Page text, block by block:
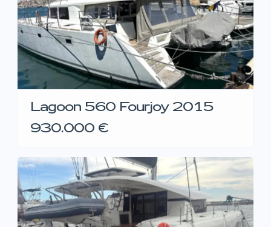
Lagoon 560 Fourjoy 2015
930.000 €